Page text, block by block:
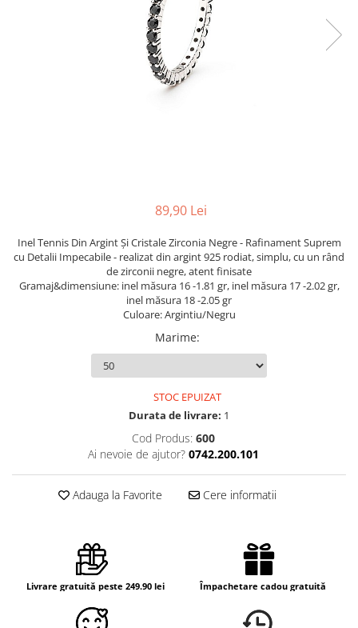
89,90 Lei
Inel Tennis Din Argint Și Cristale Zirconia Negre - Rafinament Suprem
cu Detalii Impecabile - realizat din argint 925 rodiat, simplu, cu un rând
de zirconii negre,atent finisate
Gramaj&dimensiune: inel măsura 16 -1.81 gr, inel măsura 17 -2.02 gr,
inel măsura 18 -2.05 gr
Culoare: Argintiu/Negru
Marime:
STOC EPUIZAT
Durata de livrare: 1
Cod Produs: 600
Ai nevoie de ajutor? 0742.200.101
Adauga la Favorite Cere informatii
Livrare gratuită peste 249.90 lei Împachetare cadou gratuită